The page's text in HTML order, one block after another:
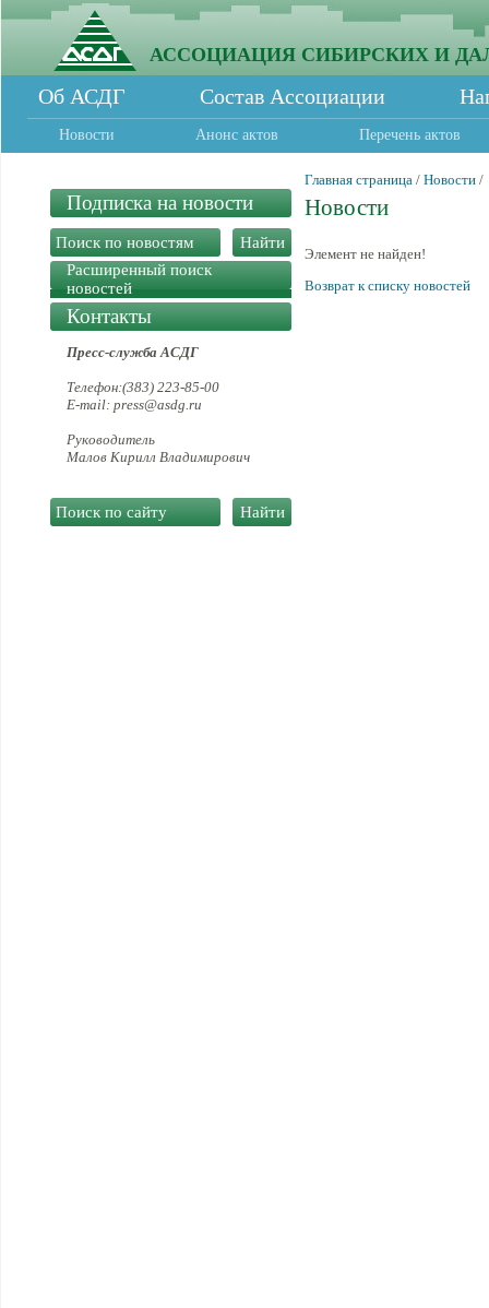
АССОЦИАЦИЯ СИБИРСКИХ И
Об АСДГ Состав Ассоциации
Новости Анонс актов Перечень актов
Подписка на новости
Расширенный поиск
новостей
Контакты
Пресс-служба АСДГ
Телефон:(383) 223-85-00
E-mail: press@asdg.ru
Руководитель
Малов Кирилл Владимирович
Главная страница / Новости /
Новости
Элемент не найден!
Возврат к списку новостей